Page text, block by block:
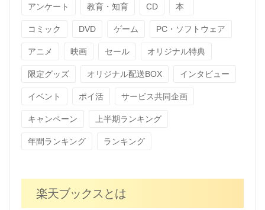
アンケート 教育・知育 CD 本
コミック DVD ゲーム PC・ソフトウェア
アニメ 映画 セール オリジナル特典
限定グッズ オリジナル配送BOX インタビュー
イベント ポイ活 サービス共同企画
キャンペーン 上半期ランキング
年間ランキング ランキング
楽天ブックスとは